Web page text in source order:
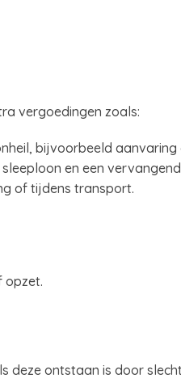
vergoedingen zoals:
bijvoorbeeld
en een
of tijdens transport.
opzet.
deze ontstaan is door